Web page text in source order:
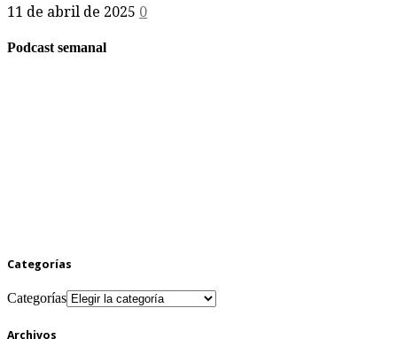
11 de abril de 2025 0
Podcast semanal
Categorías
Categorías
Archivos